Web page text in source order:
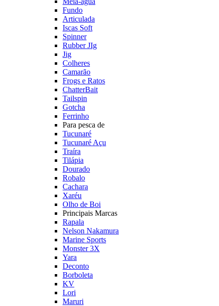
Fundo
Articulada
Iscas Soft
Spinner
Rubber JIg
Jig
Colheres
Camarão
Frogs e Ratos
ChatterBait
Tailspin
Gotcha
Ferrinho
Para pesca de
Tucunaré
Tucunaré Açu
Traíra
Tilápia
Dourado
Robalo
Cachara
Xaréu
Olho de Boi
Principais Marcas
Rapala
Nelson Nakamura
Marine Sports
Monster 3X
Yara
Deconto
Borboleta
KV
Lori
Maruri